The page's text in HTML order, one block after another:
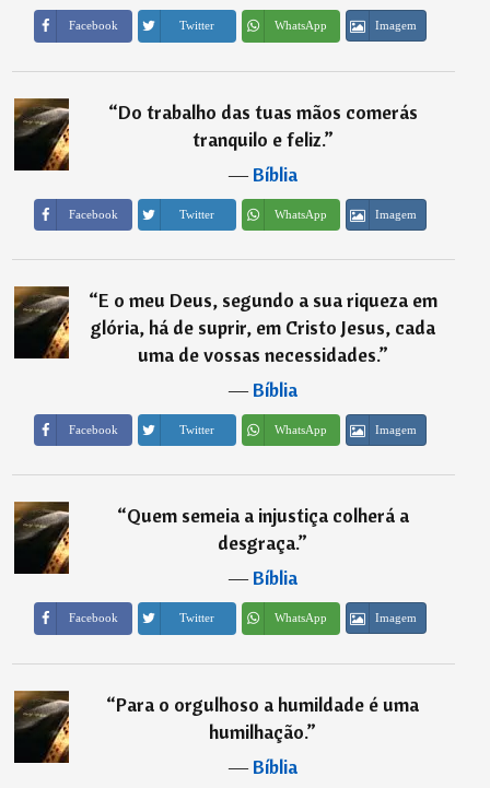
Facebook Twitter WhatsApp Imagem
“Do trabalho das tuas mãos comerás
tranquilo e feliz.”
―Bíblia
Facebook Twitter WhatsApp Imagem
“E o meu Deus, segundo a sua riqueza em
glória, há de suprir, em Cristo Jesus, cada
uma de vossas necessidades.”
―Bíblia
Facebook Twitter WhatsApp Imagem
“Quem semeia a injustiça colherá a
desgraça.”
―Bíblia
Facebook Twitter WhatsApp Imagem
“Para o orgulhoso a humildade é uma
humilhação.”
―Bíblia